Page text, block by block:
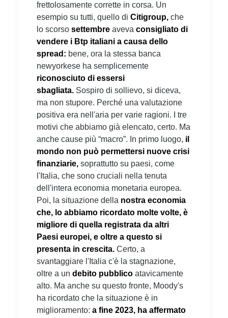
frettolosamente corrette in corsa. Un
esempio su tutti, quello di Citigroup, che
lo scorso settembre aveva consigliato di
vendere i Btp italiani a causa dello
spread: bene, ora la stessa banca
newyorkese ha semplicemente
riconosciuto di essersi
sbagliata. Sospiro di sollievo, si diceva,
ma non stupore. Perché una valutazione
positiva era nell'aria per varie ragioni. I tre
motivi che abbiamo già elencato, certo. Ma
anche cause più “macro”. In primo luogo, il
mondo non può permettersi nuove crisi
finanziarie, soprattutto su paesi, come
l'Italia, che sono cruciali nella tenuta
dell'intera economia monetaria europea.
Poi, la situazione della nostra economia
che, lo abbiamo ricordato molte volte, è
migliore di quella registrata da altri
Paesi europei, e oltre a questo si
presenta in crescita. Certo, a
svantaggiare l'Italia c'è la stagnazione,
oltre a un debito pubblico atavicamente
alto. Ma anche su questo fronte, Moody's
ha ricordato che la situazione è in
miglioramento: a fine 2023, ha affermato